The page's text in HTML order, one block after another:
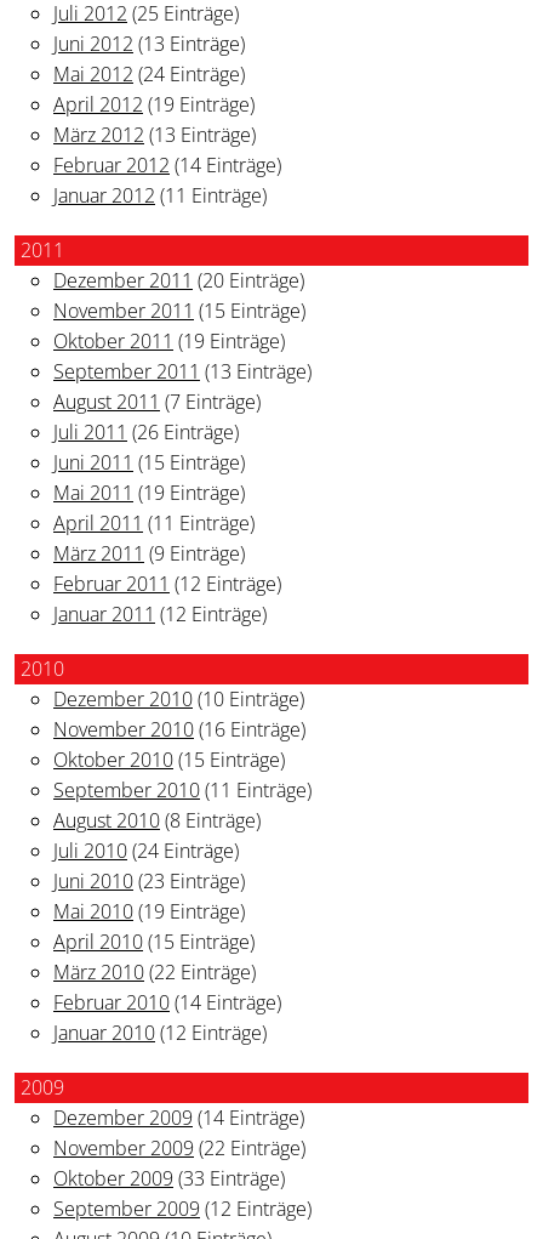
Juli 2012 (25 Einträge)
Juni 2012 (13 Einträge)
Mai 2012 (24 Einträge)
April 2012 (19 Einträge)
März 2012 (13 Einträge)
Februar 2012 (14 Einträge)
Januar 2012 (11 Einträge)
2011
Dezember 2011 (20 Einträge)
November 2011 (15 Einträge)
Oktober 2011 (19 Einträge)
September 2011 (13 Einträge)
August 2011 (7 Einträge)
Juli 2011 (26 Einträge)
Juni 2011 (15 Einträge)
Mai 2011 (19 Einträge)
April 2011 (11 Einträge)
März 2011 (9 Einträge)
Februar 2011 (12 Einträge)
Januar 2011 (12 Einträge)
2010
Dezember 2010(10 Einträge)
November 2010(16 Einträge)
Oktober 2010(15 Einträge)
September 2010(11 Einträge)
August 2010(8 Einträge)
Juli 2010(24 Einträge)
Juni 2010(23 Einträge)
Mai 2010(19 Einträge)
April 2010(15 Einträge)
März 2010(22 Einträge)
Februar 2010(14 Einträge)
Januar 2010(12 Einträge)
2009
Dezember 2009 (14 Einträge)
November 2009 (22 Einträge)
Oktober 2009 (33 Einträge)
September 2009 (12 Einträge)